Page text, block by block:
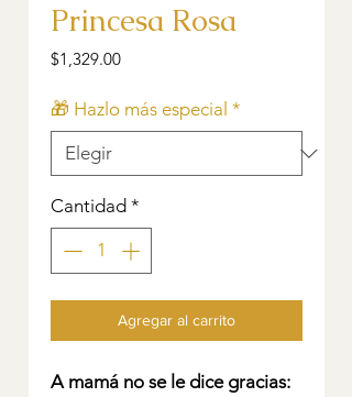
Princesa Rosa
$1,329.00Precio
🎁 Hazlo más especial *
Cantidad *
Agregar al carrito
A mamá no se le dice gracias: